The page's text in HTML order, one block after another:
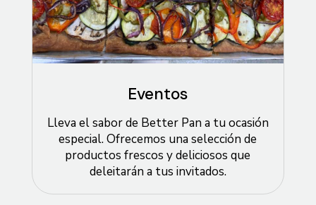
Eventos
Lleva el sabor de Better Pan a tu ocasión
especial. Ofrecemos una selección de
productos frescos y deliciosos que
deleitarán a tus invitados.